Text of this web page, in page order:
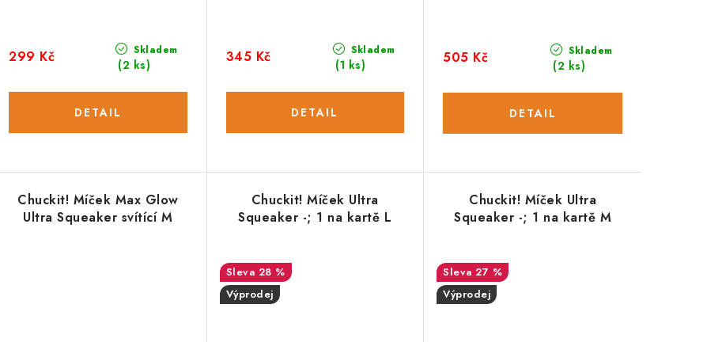
t
ů
Skladem
(2 ks)
299 Kč Skladem
(1 ks)
345 Kč Skladem
(2 ks)
505 Kč
Chuckit! Míček Max Glow
Ultra Squeaker svítící M
Chuckit! Míček Ultra
Squeaker -; 1 na kartě L
28 %
Výprodej
Chuckit! Míček Ultra
Squeaker -; 1 na kartě M
27 %
Výprodej